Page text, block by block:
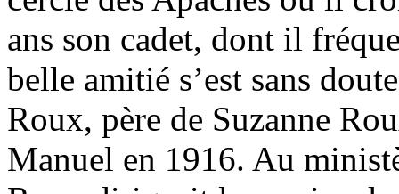
ans son cadet, dont il
belle amitié s’est sans
Roux, père de Suzanne
Manuel en 1916. Au